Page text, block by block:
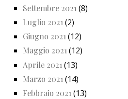
Settembre 2021 (8)
Luglio 2021 (2)
Giugno 2021 (12)
Maggio 2021(12)
Aprile 2021 (13)
Marzo 2021 (14)
Febbraio 2021 (13)